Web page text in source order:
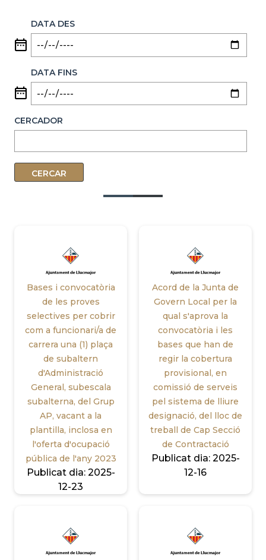
DATA DES
DATA FINS
CERCADOR
Bases i convocatòria
de les proves
selectives per cobrir
com a funcionari/a de
carrera una (1) plaça
de subaltern
d'Administració
General, subescala
subalterna, del Grup
AP, vacant a la
plantilla, inclosa en
l'oferta d'ocupació
pública de l'any 2023
Publicat dia: 2025-
12-23
Acord de la Junta de
Govern Local per la
qual s'aprova la
convocatòria i les
bases que han de
regir la cobertura
provisional, en
comissió de serveis
pel sistema de lliure
designació, del lloc de
treball de Cap Secció
de Contractació
Publicat dia: 2025-
12-16